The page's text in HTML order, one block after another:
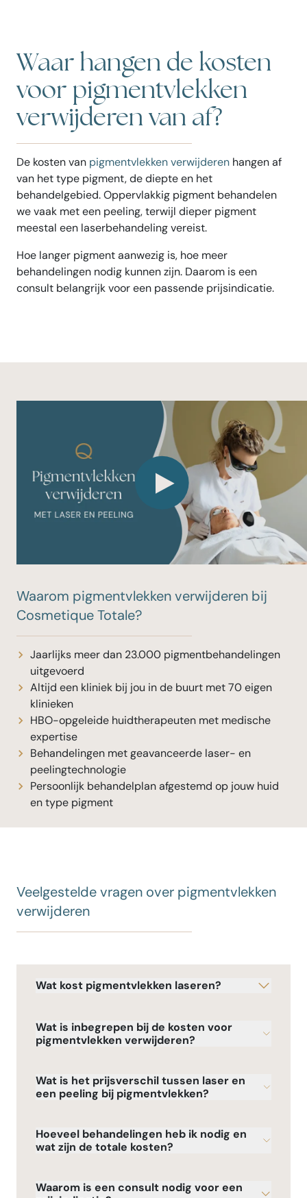
Waar hangen de kosten
voor pigmentvlekken
verwijderen van af?
De kosten van pigmentvlekken verwijderen hangen af
van het type pigment, de diepte en het
behandelgebied. Oppervlakkig pigment behandelen
we vaak met een peeling, terwijl dieper pigment
meestal een laserbehandeling vereist.
Hoe langer pigment aanwezig is, hoe meer
behandelingen nodig kunnen zijn. Daarom is een
consult belangrijk voor een passende prijsindicatie.
Waarom pigmentvlekken verwijderen bij
Cosmetique Totale?
Jaarlijks meer dan 23.000 pigmentbehandelingen
uitgevoerd
Altijd een kliniek bij jou in de buurt met 70 eigen
klinieken
HBO-opgeleide huidtherapeuten met medische
expertise
Behandelingen met geavanceerde laser- en
peelingtechnologie
Persoonlijk behandelplan afgestemd op jouw huid
en type pigment
Veelgestelde vragen over pigmentvlekken
verwijderen
Wat kost pigmentvlekken laseren?
Wat is inbegrepen bij de kosten voor
pigmentvlekken verwijderen?
Wat is het prijsverschil tussen laser en
een peeling bij pigmentvlekken?
Hoeveel behandelingen heb ik nodig en
wat zijn de totale kosten?
Waarom is een consult nodig voor een